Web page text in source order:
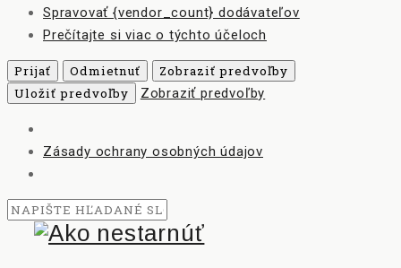
Spravovať {vendor_count} dodávateľov
Prečítajte si viac o týchto účeloch
Prijať Odmietnuť
Zobraziť predvoľby
Uložiť predvoľby
Zobraziť predvoľby
Zásady ochrany osobných údajov